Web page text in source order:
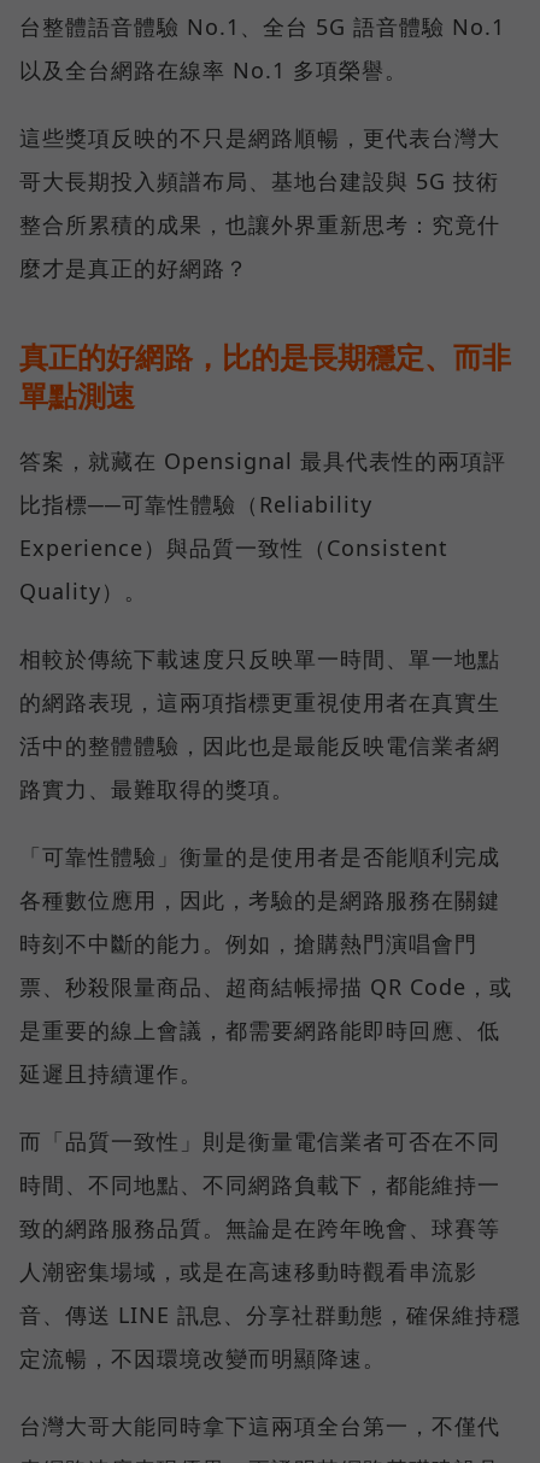
台整體語音體驗 No.1、全台 5G 語音體驗 No.1
以及全台網路在線率 No.1 多項榮譽。
這些獎項反映的不只是網路順暢，更代表台灣大
哥大長期投入頻譜布局、基地台建設與 5G 技術
整合所累積的成果，也讓外界重新思考：究竟什
麼才是真正的好網路？
真正的好網路，比的是長期穩定、而非
單點測速
答案，就藏在 Opensignal 最具代表性的兩項評
比指標──可靠性體驗（Reliability
Experience）與品質一致性（Consistent
Quality）。
相較於傳統下載速度只反映單一時間、單一地點
的網路表現，這兩項指標更重視使用者在真實生
活中的整體體驗，因此也是最能反映電信業者網
路實力、最難取得的獎項。
「可靠性體驗」衡量的是使用者是否能順利完成
各種數位應用，因此，考驗的是網路服務在關鍵
時刻不中斷的能力。例如，搶購熱門演唱會門
票、秒殺限量商品、超商結帳掃描 QR Code，或
是重要的線上會議，都需要網路能即時回應、低
延遲且持續運作。
而「品質一致性」則是衡量電信業者可否在不同
時間、不同地點、不同網路負載下，都能維持一
致的網路服務品質。無論是在跨年晚會、球賽等
人潮密集場域，或是在高速移動時觀看串流影
音、傳送 LINE 訊息、分享社群動態，確保維持穩
定流暢，不因環境改變而明顯降速。
台灣大哥大能同時拿下這兩項全台第一，不僅代